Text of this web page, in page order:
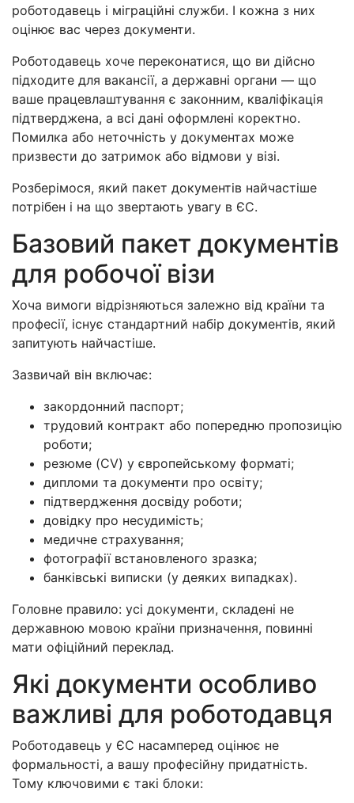
роботодавець і міграційні служби. І кожна з них
оцінює вас через документи.
Роботодавець хоче переконатися, що ви дійсно
підходите для вакансії, а державні органи — що
ваше працевлаштування є законним, кваліфікація
підтверджена, а всі дані оформлені коректно.
Помилка або неточність у документах може
призвести до затримок або відмови у візі.
Розберімося, який пакет документів найчастіше
потрібен і на що звертають увагу в ЄС.
Базовий пакет документів
для робочої візи
Хоча вимоги відрізняються залежно від країни та
професії, існує стандартний набір документів, який
запитують найчастіше.
Зазвичай він включає:
закордонний паспорт;
трудовий контракт або попередню пропозицію
роботи;
резюме (CV) у європейському форматі;
дипломи та документи про освіту;
підтвердження досвіду роботи;
довідку про несудимість;
медичне страхування;
фотографії встановленого зразка;
банківські виписки (у деяких випадках).
Головне правило: усі документи, складені не
державною мовою країни призначення, повинні
мати офіційний переклад.
Які документи особливо
важливі для роботодавця
Роботодавець у ЄС насамперед оцінює не
формальності, а вашу професійну придатність.
Тому ключовими є такі блоки: